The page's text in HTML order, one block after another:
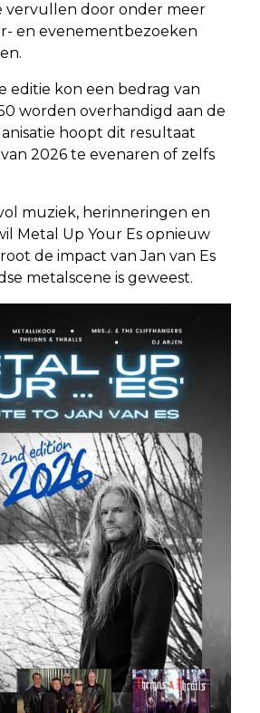
vervullen door onder meer
en evenementbezoeken
editie kon een bedrag van
worden overhandigd aan de
hoopt dit resultaat
2026 te evenaren of zelfs
muziek, herinneringen en
Metal Up Your Es opnieuw
de impact van Jan van Es
metalscene is geweest.